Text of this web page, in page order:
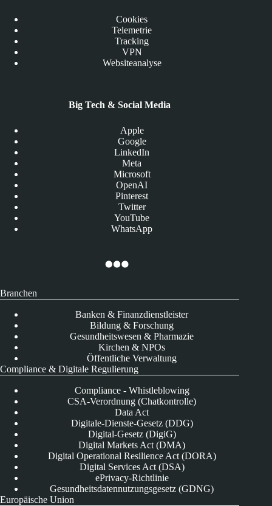
Cookies
Telemetrie
Tracking
VPN
Websiteanalyse
Big Tech & Social Media
Apple
Google
LinkedIn
Meta
Microsoft
OpenAI
Pinterest
Twitter
YouTube
WhatsApp
Branchen
Banken & Finanzdienstleister
Bildung & Forschung
Gesundheitswesen & Pharmazie
Kirchen & NPOs
Öffentliche Verwaltung
Compliance & Digitale Regulierung
Compliance - Whistleblowing
CSA-Verordnung (Chatkontrolle)
Data Act
Digitale-Dienste-Gesetz (DDG)
Digital-Gesetz (DigiG)
Digital Markets Act (DMA)
Digital Operational Resilience Act (DORA)
Digital Services Act (DSA)
ePrivacy-Richtlinie
Gesundheitsdatennutzungsgesetz (GDNG)
Europäische Union